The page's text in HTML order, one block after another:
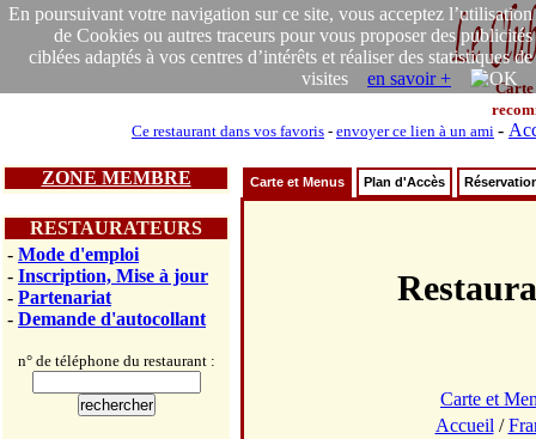
En poursuivant votre navigation sur ce site, vous acceptez l’utilisation
de Cookies ou autres traceurs pour vous proposer des publicités
ciblées adaptés à vos centres d’intérêts et réaliser des statistiques de
visites en savoir +
Carte
Ce restaurant dans vos favoris - envoyer ce lien à un ami -
ZONE MEMBRE
RESTAURATEURS
- Mode d'emploi
- Inscription, Mise à jour
- Partenariat
- Demande d'autocollant
n° de téléphone du restaurant :
Carte et Menus Plan d'Accès
Carte et
Accueil /